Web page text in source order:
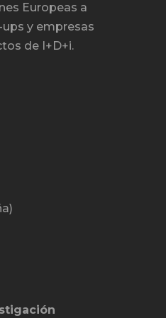
Europeas a
y empresas
de I+D+i.